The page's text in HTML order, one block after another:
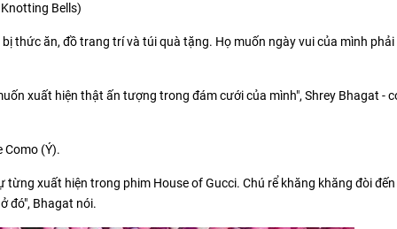
Bells)
thức ăn, đồ trang trí và túi quà tặng. Họ muốn ngày vui của mình
xuất hiện thật ấn tượng trong đám cưới của mình", Shrey Bhagat -
(Ý).
xuất hiện trong phim House of Gucci. Chú rể khăng khăng đòi
đó", Bhagat nói.